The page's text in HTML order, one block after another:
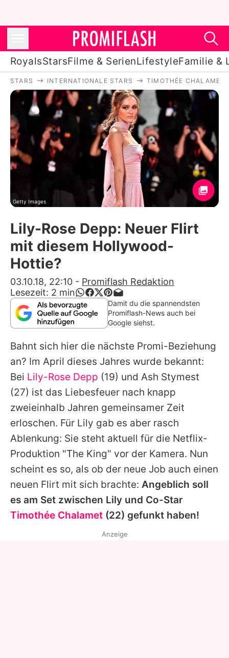
RoyalsStarsFilme & SerienLifestyleFamilie &
Royals
Stars
Filme & Serien
Lifestyle
Familie & Liebe
Promiflash Exklusiv
Alle Themen auf Promiflash
Jobs
App runterladen
Team
Redaktionelle Richtlinien
Impressum
Datenschutzerklärung
Nutzungsbedingungen
Utiq verwalten
STARS INTERNATIONALE STARS TIMOTHÉE CHALAMET
Getty Images
Lily-Rose Depp: Neuer Flirt
mit diesem Hollywood-
Hottie?
03.10.18, 22:10 - Promiflash Redaktion
Lesezeit: 2 min
Damit du die spannendsten
Promiflash-News auch bei
Google siehst.
Bahnt sich hier die nächste Promi-Beziehung
an? Im April dieses Jahres wurde bekannt:
Bei Lily-Rose Depp (19) und Ash Stymest
(27) ist das Liebesfeuer nach knapp
zweieinhalb Jahren gemeinsamer Zeit
erloschen. Für Lily gab es aber rasch
Ablenkung: Sie steht aktuell für die Netflix-
Produktion "The King" vor der Kamera. Nun
scheint es so, als ob der neue Job auch einen
neuen Flirt mit sich brachte: Angeblich soll
es am Set zwischen Lily und Co-Star
Timothée Chalamet (22) gefunkt haben!
Anzeige